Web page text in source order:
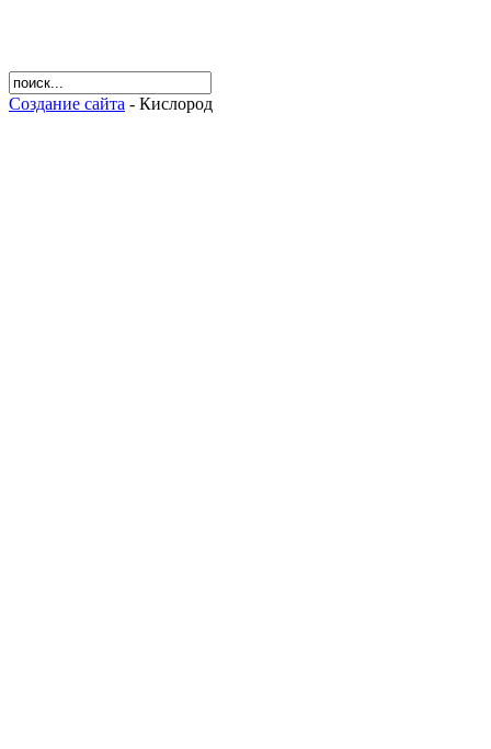
Создание сайта - Кислород